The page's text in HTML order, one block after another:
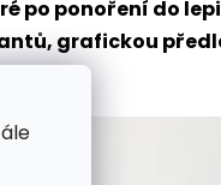
po ponoření do
grafickou